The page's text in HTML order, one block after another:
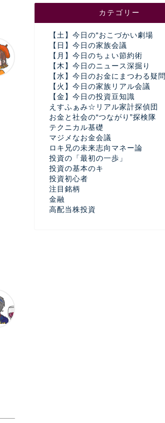
カテゴリー
【土】今日の“おこづかい劇場
【日】今日の家族会議
【月】今日のちょい節約術
【木】今日のニュース深掘り
【水】今日のお金にまつわる疑問
【火】今日の家族リアル会議
【金】今日の投資豆知識
えすふぁみ☆リアル家計探偵団
お金と社会の“つながり”探検隊
テクニカル基礎
マジメなお金会議
ロキ兄の未来志向マネー論
投資の「最初の一歩」
投資の基本のキ
投資初心者
注目銘柄
金融
高配当株投資